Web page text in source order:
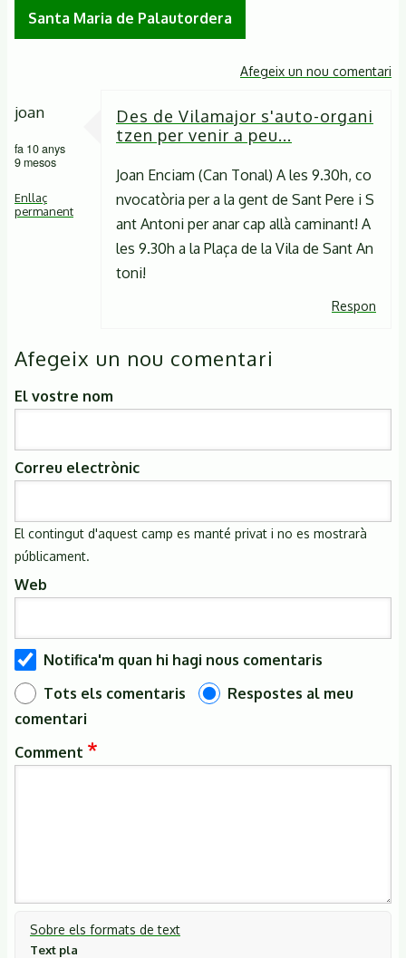
Santa Maria de Palautordera
Afegeix un nou comentari
joan
fa 10 anys
9 mesos
Enllaç
permanent
Des de Vilamajor s'auto-organi
tzen per venir a peu...
Joan Enciam (Can Tonal) A les 9.30h, co
nvocatòria per a la gent de Sant Pere i S
ant Antoni per anar cap allà caminant! A
les 9.30h a la Plaça de la Vila de Sant An
toni!
Respon
Afegeix un nou comentari
El vostre nom
Correu electrònic
El contingut d'aquest camp es manté privat i no es mostrarà
públicament.
Web
Notifica'm quan hi hagi nous comentaris
Tots els comentaris
Respostes al meu
comentari
Comment
Sobre els formats de text
Text pla